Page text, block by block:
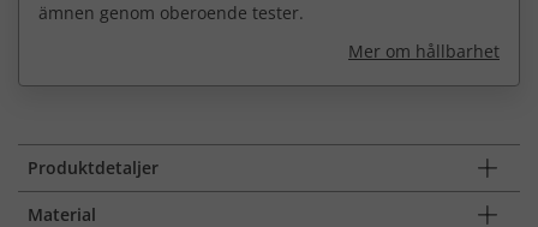
ämnen genom oberoende tester.
Mer om hållbarhet
Produktdetaljer
Material